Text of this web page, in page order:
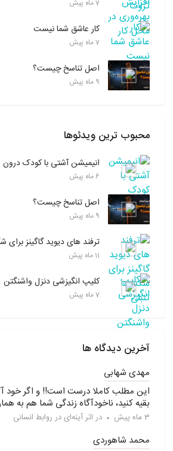
7 ماه پیش
کار عاشق شما نیست
7 ماه پیش
اصل تناسخ چیست؟
9 ماه پیش
محبوب ترین ویدئوها
انیمیشن آشتی با کودک درون
6 ماه پیش
اصل تناسخ چیست؟
9 ماه پیش
ترفند های دیوید گاگینز
11 ماه پیش
کلیپ انگیزشی دنزل واشنگتن
7 ماه پیش
آخرین دیدگاه ها
مهدی شهابی
این مطلب کاملا درست است!! و اگر خود
بقیه کنید، ناخودآگاه زندگی شما هم به
3 ماه پیش در اثر آینه‌ای در روابط انسانی
محمد شاهوردی